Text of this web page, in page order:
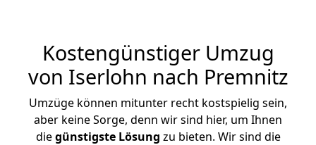
Kostengünstiger Umzug
von Iserlohn nach Premnitz
Umzüge können mitunter recht kostspielig sein,
aber keine Sorge, denn wir sind hier, um Ihnen
diegünstigste Lösung zu bieten. Wir sind die